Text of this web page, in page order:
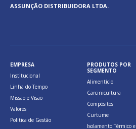
ASSUNÇÃO DISTRIBUIDORA LTDA.
EMPRESA
Institucional
Linha do Tempo
Missão e Visão
Valores
Politica de Gestão
PRODUTOS POR
SEGMENTO
Alimentício
Carcinicultura
Compósitos
Curtume
Isolamento Térmico e